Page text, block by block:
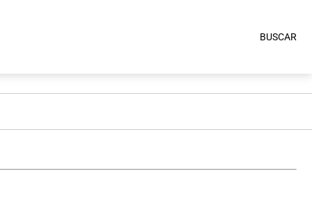
BUSCAR